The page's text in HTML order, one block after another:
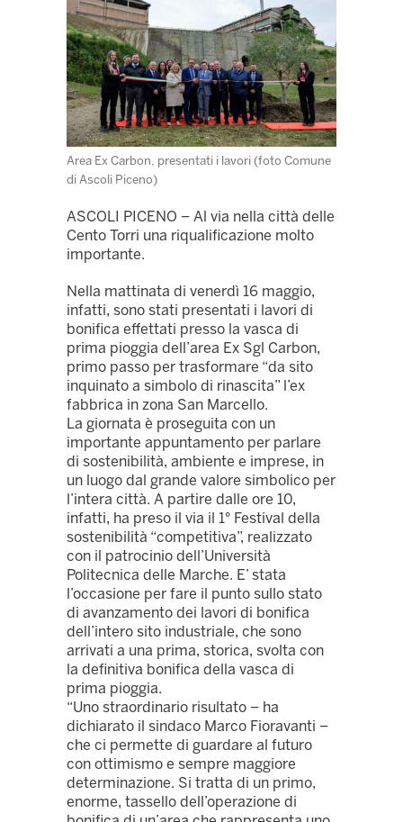
Area Ex Carbon, presentati i lavori (foto Comune
di Ascoli Piceno)
ASCOLI PICENO – Al via nella città delle
Cento Torri una riqualificazione molto
importante.
Nella mattinata di venerdì 16 maggio,
infatti, sono stati presentati i lavori di
bonifica effettati presso la vasca di
prima pioggia dell’area Ex Sgl Carbon,
primo passo per trasformare “da sito
inquinato a simbolo di rinascita” l’ex
fabbrica in zona San Marcello.
La giornata è proseguita con un
importante appuntamento per parlare
di sostenibilità, ambiente e imprese, in
un luogo dal grande valore simbolico per
l’intera città. A partire dalle ore 10,
infatti, ha preso il via il 1° Festival della
sostenibilità “competitiva”, realizzato
con il patrocinio dell’Università
Politecnica delle Marche. E’ stata
l’occasione per fare il punto sullo stato
di avanzamento dei lavori di bonifica
dell’intero sito industriale, che sono
arrivati a una prima, storica, svolta con
la definitiva bonifica della vasca di
prima pioggia.
“Uno straordinario risultato – ha
dichiarato il sindaco Marco Fioravanti –
che ci permette di guardare al futuro
con ottimismo e sempre maggiore
determinazione. Si tratta di un primo,
enorme, tassello dell’operazione di